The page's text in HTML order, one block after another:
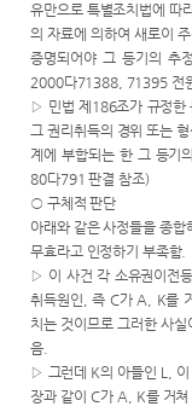
유만으로 특별조치법에 따
의 자료에 의하여 새로이
증명되어야 그 등기의 추
2000다71388, 71395 전
▷ 민법 제 186조가 규정한
그 권리취득의 경위 또는
계에 부합되는 한 그 등기
80다791판결 참조)
○ 구체적 판단
아래와 같은 사정들을 종합
무효라고 인정하기 부족함.
▷ 이 사건 각 소유권이전
취득원인 ,즉 C가 A, K를
치는 것이므로 그러한 사
음
▷ 그런데 K의 아들인 L,
장과 같이 C가 A, K를 거